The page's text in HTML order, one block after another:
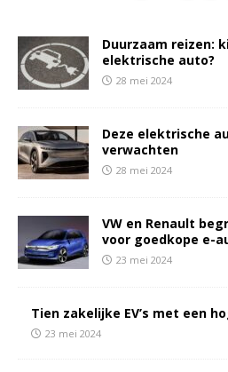
Duurzaam reizen:
elektrische auto?
28 mei 2024
Deze elektrische
verwachten
28 mei 2024
VW en Renault
voor goedkope e-
23 mei 2024
Tien zakelijke EV’s met een
23 mei 2024